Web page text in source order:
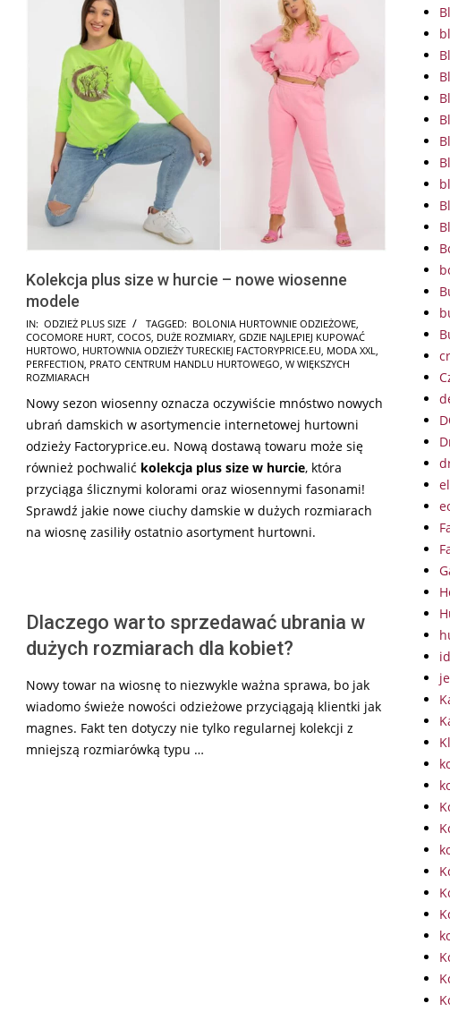
Kolekcja plus size w hurcie – nowe wiosenne
modele
2024-
11-
14
IN: ODZIEŻ PLUS SIZE TAGGED: BOLONIA HURTOWNIE ODZIEŻOWE,
COCOMORE HURT, COCOS, DUŻE ROZMIARY, GDZIE NAJLEPIEJ KUPOWAĆ
HURTOWO, HURTOWNIA ODZIEŻY TURECKIEJ FACTORYPRICE.EU, MODA XXL,
PERFECTION, PRATO CENTRUM HANDLU HURTOWEGO, W WIĘKSZYCH
ROZMIARACH
Nowy sezon wiosenny oznacza oczywiście mnóstwo nowych
ubrań damskich w asortymencie internetowej hurtowni
odzieży Factoryprice.eu. Nową dostawą towaru może się
również pochwalić kolekcja plus size w hurcie, która
przyciąga ślicznymi kolorami oraz wiosennymi fasonami!
Sprawdź jakie nowe ciuchy damskie w dużych rozmiarach
na wiosnę zasiliły ostatnio asortyment hurtowni.
Dlaczego warto sprzedawać ubrania w
dużych rozmiarach dla kobiet?
Nowy towar na wiosnę to niezwykle ważna sprawa, bo jak
wiadomo świeże nowości odzieżowe przyciągają klientki jak
magnes. Fakt ten dotyczy nie tylko regularnej kolekcji z
mniejszą rozmiarówką typu …